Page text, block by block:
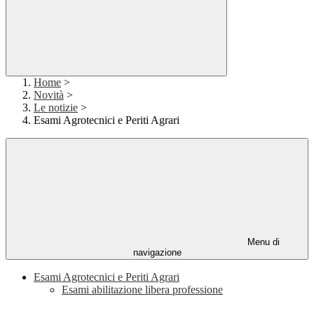
Home >
Novità >
Le notizie >
Esami Agrotecnici e Periti Agrari
Menu di
navigazione
Esami Agrotecnici e Periti Agrari
Esami abilitazione libera professione